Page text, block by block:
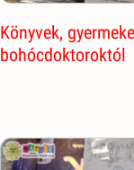
Könyvek,
bohócdoktoroktól